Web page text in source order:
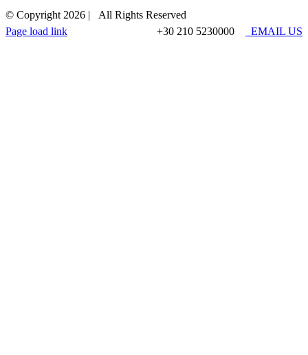
© Copyright 2026 | All Rights Reserved
+30 210 5230000
EMAIL US
Page load link